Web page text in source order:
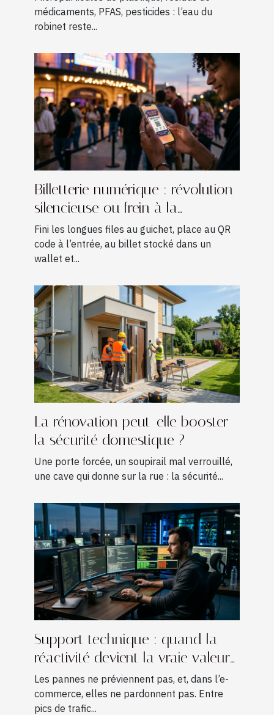
médicaments, PFAS, pesticides : l’eau du
robinet reste...
Billetterie numérique : révolution
silencieuse ou frein à la
spontanéité du public ?
Fini les longues files au guichet, place au QR
code à l’entrée, au billet stocké dans un
wallet et...
La rénovation peut-elle booster
la sécurité domestique ?
Une porte forcée, un soupirail mal verrouillé,
une cave qui donne sur la rue : la sécurité...
Support technique : quand la
réactivité devient la vraie valeur
ajoutée
Les pannes ne préviennent pas, et, dans l’e-
commerce, elles ne pardonnent pas. Entre
pics de trafic...